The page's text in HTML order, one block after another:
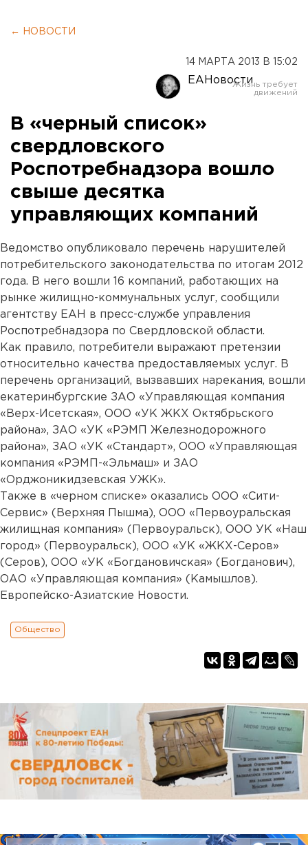
← НОВОСТИ
14 МАРТА 2013 В 15:02
ЕАНовости
В «черный список»
свердловского
Роспотребнадзора вошло
свыше десятка
управляющих компаний
Ведомство опубликовало перечень нарушителей
потребительского законодательства по итогам 2012
года. В него вошли 16 компаний, работающих на
рынке жилищно-коммунальных услуг, сообщили
агентству ЕАН в пресс-службе управления
Роспотребнадзора по Свердловской области.
Как правило, потребители выражают претензии
относительно качества предоставляемых услуг. В
перечень организаций, вызвавших нарекания, вошли
екатеринбургские ЗАО «Управляющая компания
«Верх-Исетская», ООО «УК ЖКХ Октябрьского
района», ЗАО «УК «РЭМП Железнодорожного
района», ЗАО «УК «Стандарт», ООО «Управляющая
компания «РЭМП-«Эльмаш» и ЗАО
«Орджоникидзевская УЖК».
Также в «черном списке» оказались ООО «Сити-
Сервис» (Верхняя Пышма), ООО «Первоуральская
жилищная компания» (Первоуральск), ООО УК «Наш
город» (Первоуральск), ООО «УК «ЖКХ-Серов»
(Серов), ООО «УК «Богдановичская» (Богданович),
ОАО «Управляющая компания» (Камышлов).
Европейско-Азиатские Новости.
Общество